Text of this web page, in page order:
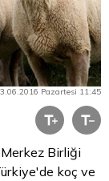
Pazartesi 11:45
Birliği
koç ve